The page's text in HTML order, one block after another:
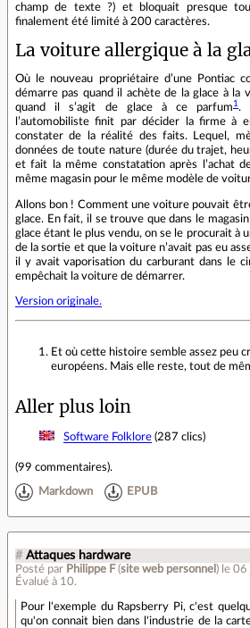
champ de texte ?) et bloquait presque
finalement été limité à 200 caractères.
La voiture allergique à la
Où le nouveau propriétaire d’une Pontiac
démarre pas quand il achète de la glace à la
quand il s’agit de glace à ce parfum1 .
l’automobiliste finit par décider la firme à
constater de la réalité des faits. Lequel,
données de toute nature (durée du trajet,
et fait la même constatation après l’achat
même magasin pour le même modèle de
Allons bon ! Comment une voiture pouvait
glace. En fait, il se trouve que dans le
glace étant le plus vendu, on se le procurait à
de la sortie et que la voiture n’avait pas eu
il y avait vaporisation du carburant dans le
empêchait la voiture de démarrer.
Version originale.
Et où cette histoire semble assez peu
européens. Mais elle reste, tout de
Aller plus loin
Software Folklore(287 clics)
(99 commentaires).
Markdown EPUB
# Attaques hardware
Posté par Philippe F(site web personnel ) le
Évalué à 10.
Pour l'exemple du Rapsberry Pi, c'est
qu'on connait bien dans l'industrie de la